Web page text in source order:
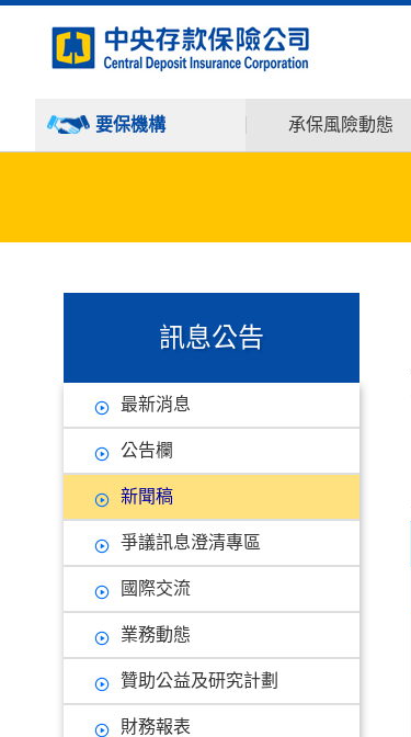
要保機構 承保風險動態
訊息公告
最新消息
公告欄
新聞稿
爭議訊息澄清專區
國際交流
業務動態
贊助公益及研究計劃
財務報表